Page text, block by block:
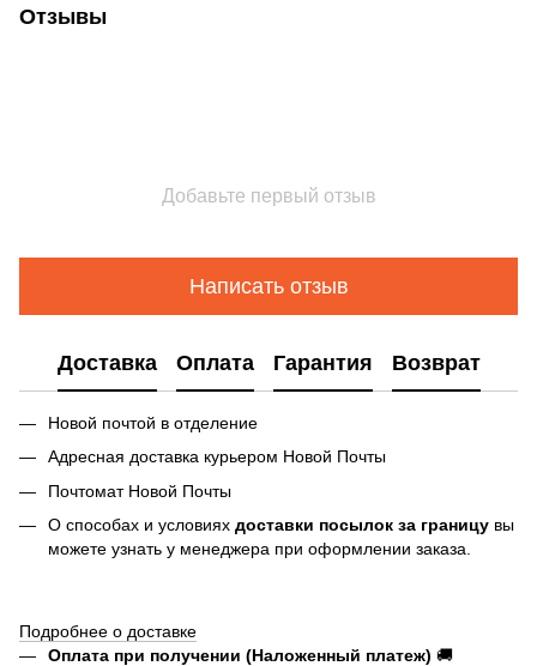
Отзывы
Добавьте первый отзыв
Написать отзыв
Доставка Оплата Гарантия Возврат
Новой почтой в отделение
Адресная доставка курьером Новой Почты
Почтомат Новой Почты
О способах и условиях доставки посылок за границу вы
можете узнать у менеджера при оформлении заказа.
Подробнее о доставке
Оплата при получении (Наложенный платеж) 🚚